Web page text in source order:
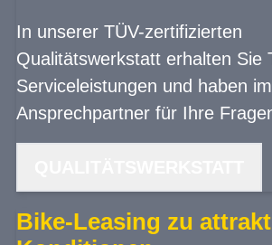
In unserer TÜV-zertifizierten
Qualitätswerkstatt erhalten Sie
Serviceleistungen und haben
Ansprechpartner für Ihre
Bike-Leasing zu